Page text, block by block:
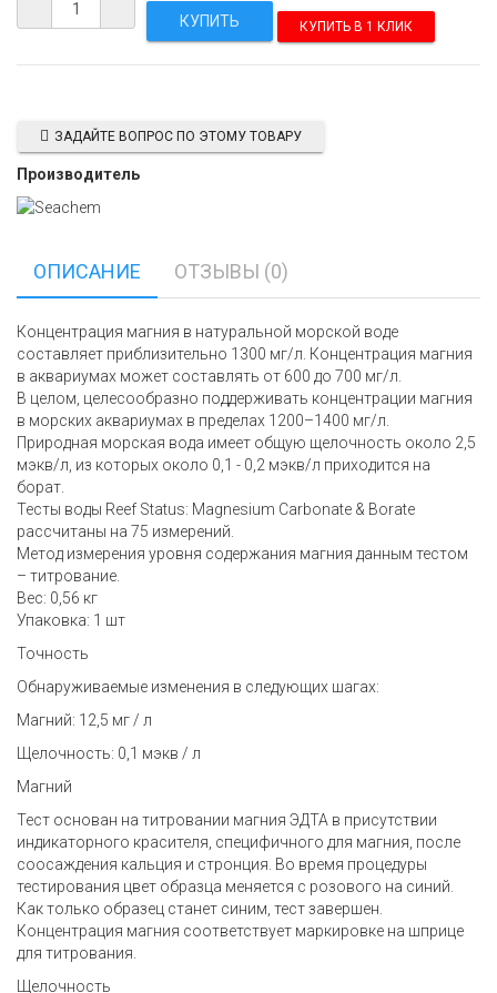
КУПИТЬ В 1 КЛИК
ЗАДАЙТЕ ВОПРОС ПО ЭТОМУ ТОВАРУ
Производитель
ОПИСАНИЕ ОТЗЫВЫ (0)
Концентрация магния в натуральной морской воде
составляет приблизительно 1300 мг/л. Концентрация магния
в аквариумах может составлять от 600 до 700 мг/л.
В целом, целесообразно поддерживать концентрации магния
в морских аквариумах в пределах 1200–1400 мг/л.
Природная морская вода имеет общую щелочность около 2,5
мэкв/л, из которых около 0,1 - 0,2 мэкв/л приходится на
борат.
Тесты воды Reef Status: Magnesium Carbonate & Borate
рассчитаны на 75 измерений.
Метод измерения уровня содержания магния данным тестом
– титрование.
Вес: 0,56 кг
Упаковка: 1 шт
Точность
Обнаруживаемые изменения в следующих шагах:
Магний: 12,5 мг / л
Щелочность: 0,1 мэкв / л
Магний
Тест основан на титровании магния ЭДТА в присутствии
индикаторного красителя, специфичного для магния, после
соосаждения кальция и стронция. Во время процедуры
тестирования цвет образца меняется с розового на синий.
Как только образец станет синим, тест завершен.
Концентрация магния соответствует маркировке на шприце
для титрования.
Щелочность